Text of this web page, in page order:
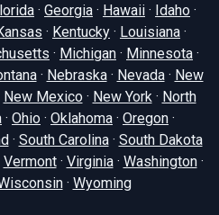
· Georgia · Hawaii · Idaho ·
· Kentucky · Louisiana ·
· Michigan · Minnesota ·
· Nebraska· Nevada· New
New Mexico· New York · North
· Ohio · Oklahoma · Oregon ·
· South Carolina· South Dakota
Vermont· Virginia· Washington·
· Wyoming